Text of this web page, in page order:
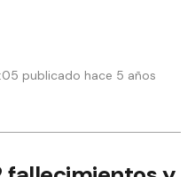
publicado hace 5 años